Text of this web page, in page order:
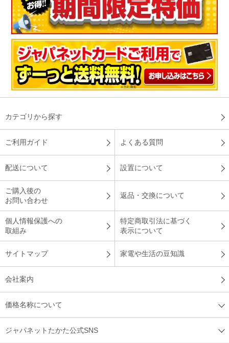
カテゴリから探す
ご利用ガイド よくある質問
配送について 設置について
ご購入後の
お問い合わせ
返品・交換について
個人情報保護への
取組み
特定商取引法に基づく
表示について
サイトマップ 家電や生活の豆知識
会社案内
価格名称について
ジャパネットたかた公式SNS